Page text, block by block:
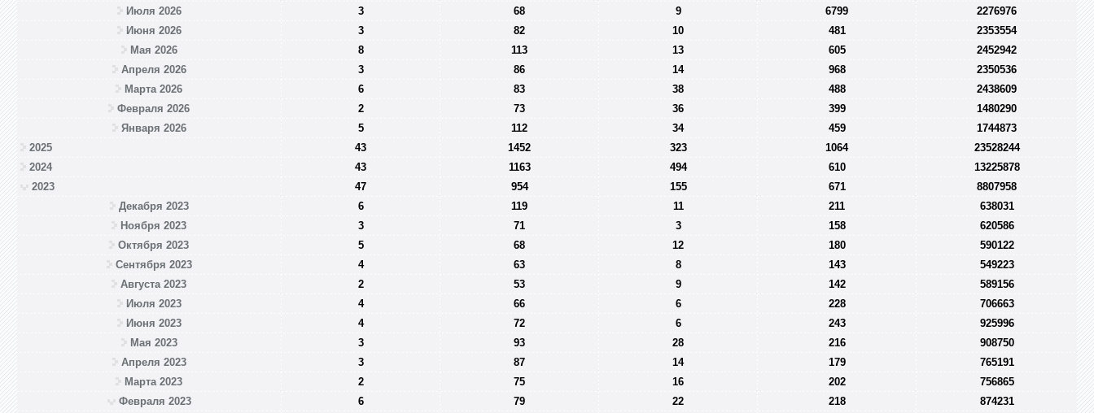
Июля 2026
3 68 9 6799
2276976
Июня 2026
3 82 10 481
2353554
Мая 2026
8 113 13 605
2452942
Апреля 2026
3 86 14 968
2350536
Марта 2026
6 83 38 488
2438609
Февраля 2026
2 73 36 399
1480290
Января 2026
5 112 34 459
1744873
2025
43 1452 323 1064
23528244
2024
43 1163 494 610
13225878
2023
47 954 155 671
8807958
Декабря 2023
6 119 11 211
638031
Ноября 2023
3 71 3 158
620586
Октября 2023
5 68 12 180
590122
Сентября 2023
4 63 8 143
549223
Августа 2023
2 53 9 142
589156
Июля 2023
4 66 6 228
706663
Июня 2023
4 72 6 243
925996
Мая 2023
3 93 28 216
908750
Апреля 2023
3 87 14 179
765191
Марта 2023
2 75 16 202
756865
Февраля 2023
6 79 22 218
874231